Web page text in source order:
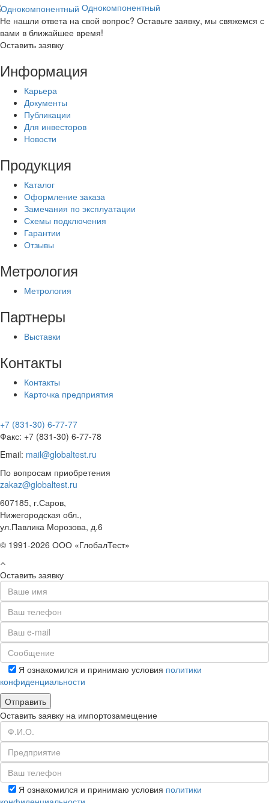
Однокомпонентный
Не нашли ответа на свой вопрос? Оставьте заявку, мы свяжемся с
вами в ближайшее время!
Оставить заявку
Информация
Карьера
Документы
Публикации
Для инвесторов
Новости
Продукция
Каталог
Оформление заказа
Замечания по эксплуатации
Схемы подключения
Гарантии
Отзывы
Метрология
Метрология
Партнеры
Выставки
Контакты
Контакты
Карточка предприятия
+7 (831-30) 6-77-77
Факс: +7 (831-30) 6-77-78
Email: mail@globaltest.ru
По вопросам приобретения
zakaz@globaltest.ru
607185, г.Саров,
Нижегородская обл.,
ул.Павлика Морозова, д.6
© 1991-2026 ООО «ГлобалТест»
Оставить заявку
Я ознакомился и принимаю условия политики
конфиденциальности
Оставить заявку на импортозамещение
Я ознакомился и принимаю условия политики